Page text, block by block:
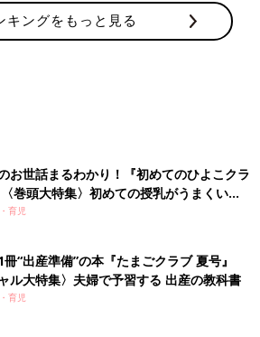
キングをもっと見る
お世話まるわかり！『初めてのひよこクラ
巻頭大特集〉初めての授乳がうまくい
い・ミルクの基本と夏のトラブル 解決テ
育児
冊“出産準備”の本『たまごクラブ 夏号』
ャル大特集〉夫婦で予習する 出産の教科書
育児